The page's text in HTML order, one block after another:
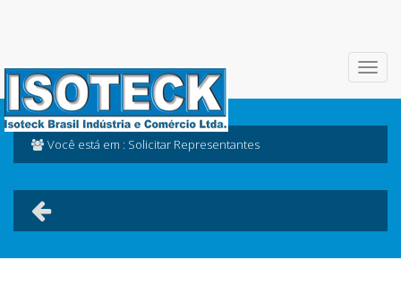
Você está em : Solicitar Representantes